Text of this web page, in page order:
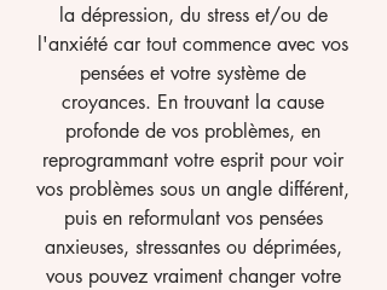
la dépression, du stress et/ou de
l'anxiété car tout commence avec vos
pensées et votre système de
croyances. En trouvant la cause
profonde de vos problèmes, en
reprogrammant votre esprit pour voir
vos problèmes sous un angle différent,
puis en reformulant vos pensées
anxieuses, stressantes ou déprimées,
vous pouvez vraiment changer votre